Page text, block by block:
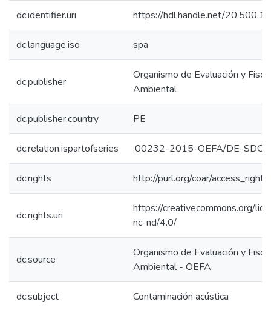
dc.identifier.uri https://hdl.handle.net/
dc.language.iso spa
dc.publisher
Organismo de Evaluación y
Ambiental
dc.publisher.country PE
dc.relation.ispartofseries ;00232-2015-OEFA/DE-SDCA
dc.rights http://purl.org/coar/access_right/
dc.rights.uri
https://creativecommons.org/
nc-nd/4.0/
dc.source
Organismo de Evaluación y
Ambiental - OEFA
dc.subject Contaminación acústica